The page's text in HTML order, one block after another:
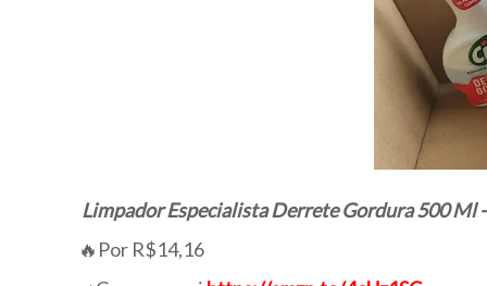
Limpador Especialista Derrete Gordura 500 Ml
🔥Por R$14,16